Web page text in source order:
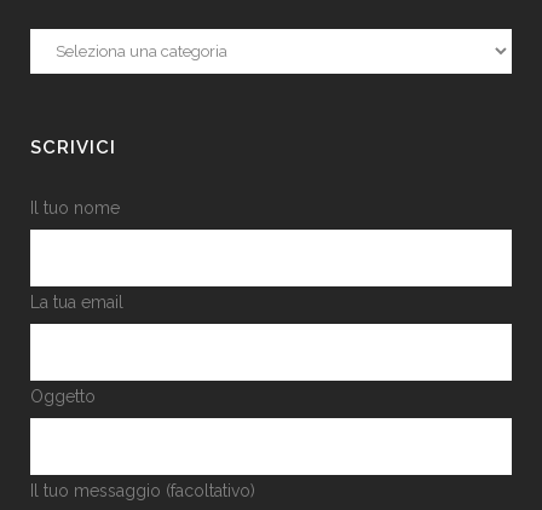
Categorie
SCRIVICI
Il tuo nome
La tua email
Oggetto
Il tuo messaggio (facoltativo)